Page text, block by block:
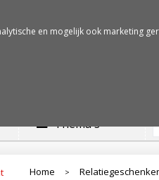
Thema's
Home >
en mogelijk ook marketing